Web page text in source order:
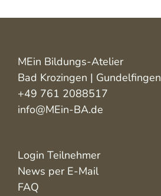
MEin Bildungs-Atelier
Bad Krozingen | Gundelfingen
+49 761 2088517
info@MEin-BA.de
Login Teilnehmer
News per E-Mail
FAQ